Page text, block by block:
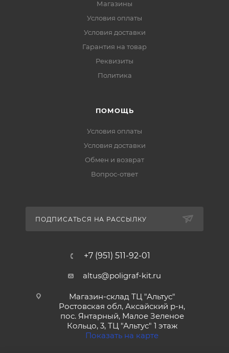
Магазины
Условия оплаты
Условия доставки
Гарантия на товар
Реквизиты
Политика
ПОМОЩЬ
Условия оплаты
Условия доставки
Обмен и возврат
Вопрос-ответ
ПОДПИСАТЬСЯ НА РАССЫЛКУ
+7 (951) 511-92-01
altus@poligraf-kit.ru
Магазин-склад ТЦ "Альтус"
Ростовская обл, Аксайский р-н,
пос. Янтарный, Малое Зеленое
Кольцо, 3, ТЦ "Альтус" 1 этаж
Показать на карте